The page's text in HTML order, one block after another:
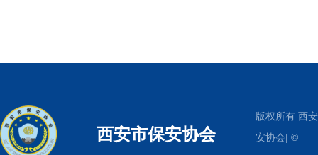
西安市保安协会
版权所有 西
安协会| ©